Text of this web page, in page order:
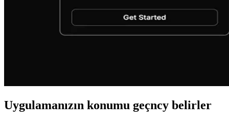
Uygulamanızın konumu geçncy belirler